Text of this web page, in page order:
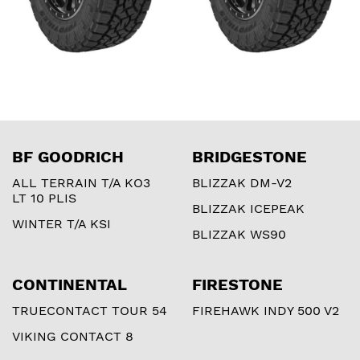
BF GOODRICH
ALL TERRAIN T/A KO3
LT 10 PLIS
WINTER T/A KSI
BRIDGESTONE
BLIZZAK DM-V2
BLIZZAK ICEPEAK
BLIZZAK WS90
CONTINENTAL
TRUECONTACT TOUR 54
VIKING CONTACT 8
FIRESTONE
FIREHAWK INDY 500 V2